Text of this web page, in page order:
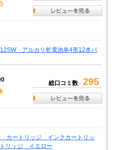
アルカリ乾電池単4形12本パ
総口コミ数 295
ートリッジ インクカートリッ
リッジ イエロー